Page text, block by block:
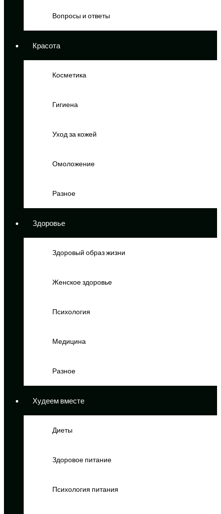
Вопросы и ответы
Красота
Косметика
Гигиена
Уход за кожей
Омоложение
Разное
Здоровье
Здоровый образ жизни
Женское здоровье
Психология
Медицина
Разное
Худеем вместе
Диеты
Здоровое питание
Психология питания